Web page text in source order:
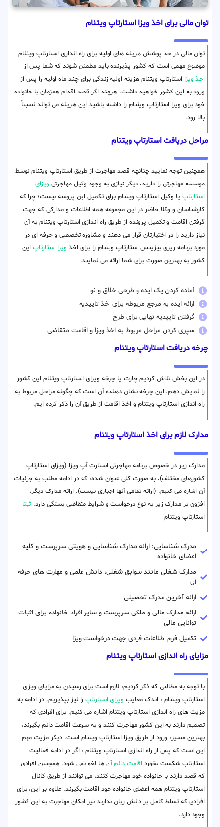
توان مالی برای اخذ ویزا استارتاپ ویتنام
توان مالی در حد پوشش هزینه های اولیه برای راه اندازی استارتاپ ویتنام
موضوع مهمی است که کشور پذیرنده باید مطمئن شوند که شما پس از
اخذ ویزا استارتاپ ویتنام هزینه اولیه زندگی برای چند ماه اولیه را پس از
ورود به این کشور خواهید داشت. هرچند اگر قصد اقدام همزمان با خانواده
خود برای ویزا استارتاپ ویتنام را داشته باشید این هزینه می تواند نسبتاً
بالا رود.
مراحل دریافت استارتاپ ویتنام
همچنین توجه نمایید چنانچه قصد مهاجرت از طریق استارتاپ ویتنام توسط
موسسه مهاجرتی را دارید، دیگر نیازی به وجود وکیل مهاجرتی ویزای
استارتاپ یا وکیل استارتاپ ویتنام برای تکمیل این پروسه نیست؛ چرا که
کارشناسان و وکلا حاضر در این مجموعه همه اطلاعات و مدارکی که جهت
گرفتن اقامت و تکمیل پرونده از طریق راه اندازی استارتاپ ویتنام به آن
نیاز دارید را در اختیارتان قرار می دهند و مشاوره تخصصی و حرفه ای در
مورد برنامه ریزی بیزینس استارتاپ ویتنام را برای اخذ ویزا استارتاپ این
کشور به بهترین صورت برای شما ارائه می نمایند.
آماده کردن یک ایده و طرحی خلاق و نو
ارائه ایده به مرجع مربوطه برای اخذ تاییدیه
گرفتن تاییدیه نهایی برای طرح
سپری کردن مراحل مربوط به اخذ ویزا و اقامت متقاضی
چرخه دریافت استارتاپ ویتنام
در این بخش تلاش کردیم چارت یا چرخه ویزای استارتاپ ویتنام این کشور
را نمایش دهم. این چرخه نشان دهنده آن است که چگونه مراحل مربوط به
راه اندازی استارتاپ ویتنام و اخذ اقامت از طریق آن را ذکر کرده ایم.
مدارک لازم برای اخذ استارتاپ ویتنام
مدارک زیر در خصوص برنامه مهاجرتی استارت آپ ویزا (ویزای استارتاپ
کشورهای مختلف)، به صورت کلی عنوان شده، که در ادامه مطلب به جزئیات
آن اشاره می کنیم. (ارائه تمامی آنها اجباری نیست). ارائه مدارک دیگر،
افزون بر مدارک زیر به نوع درخواست و شرایط متقاضی بستگی دارد. ثبتا
استارتاپ ویتنام
مدرک شناسایی: ارائه مدارک شناسایی و هویتی سرپرست و کلیه
اعضای خانواده
مدارک شغلی مانند سوابق شغلی، دانش علمی و مهارت های حرفه
ای
ارائه آخرین مدرک تحصیلی
ارائه مدارک مالی و ملکی سرپرست و سایر افراد خانواده برای اثبات
توانایی مالی
تکمیل فرم اطلاعات فردی جهت درخواست ویزا
مزایای راه اندازی استارتاپ ویتنام
با توجه به مطالبی که ذکر کردیم، لازم است برای رسیدن به مزایای ویزای
استارتاپ ویتنام ، اندک معایب ویزای استارتاپ را نیز بپذیریم. در ادامه به
مزیت های راه اندازی استارتاپ ویتنام اشاره می کنیم. برای افرادی که
تصمیم دارند به این کشور مهاجرت کنند و به سرعت اقامت دائم بگیرند،
بهترین مسیر، ورود از طریق ویزا استارتاپ ویتنام است. دیگر مزیت مهم
این است که پس از راه اندازی استارتاپ ویتنام ، اگر در ادامه فعالیت
استارتاپ شکست بخورد اقامت دائمآن ها لغو نمی شود. همچنین افرادی
که قصد دارند با خانواده خود مهاجرت کنند، می توانند از طریق کانال
استارتاپ ویتنام همه اعضای خانواده خود اقامت بگیرند. علاوه بر این، برای
افرادی که تسلط کامل بر دانش زبان ندارند نیز امکان مهاجرت به این کشور
وجود دارد.